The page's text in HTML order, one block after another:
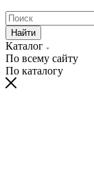
Найти
Каталог
По всему сайту
По каталогу